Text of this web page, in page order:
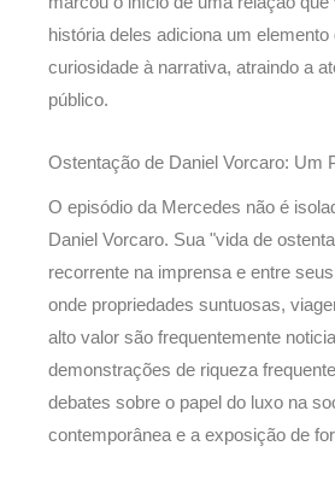
história deles adiciona um elemento
curiosidade à narrativa, atraindo a
público.
Ostentação de Daniel Vorcaro: Um
O episódio da Mercedes não é
Daniel Vorcaro. Sua "vida de
recorrente na imprensa e entre
onde propriedades suntuosas,
alto valor são frequentemente
demonstrações de riqueza
debates sobre o papel do luxo na
contemporânea e a exposição de